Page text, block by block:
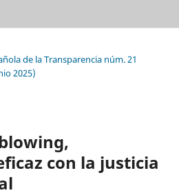
de la Transparencia núm. 21
2025)
con la justicia